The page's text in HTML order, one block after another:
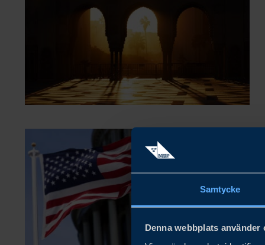
Samtycke
Denna webbplats använder